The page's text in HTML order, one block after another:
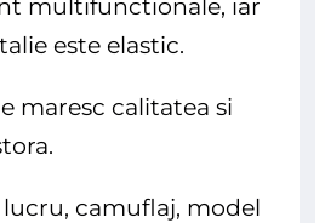
multifunctionale, iar
este elastic.
maresc calitatea si